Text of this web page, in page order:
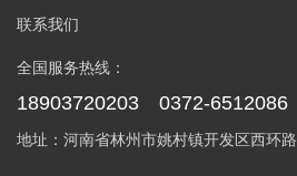
联系我们
全国服务热线：
18903720203 0372-6512086
地址：河南省林州市姚村镇开发区西环路